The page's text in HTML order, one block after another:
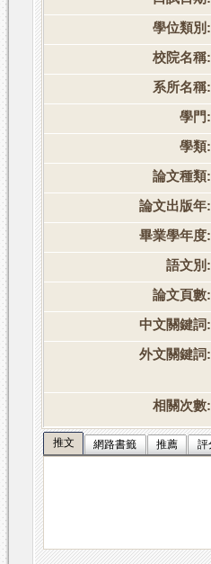
學位類別:
校院名稱:
系所名稱:
學門:
學類:
論文種類:
論文出版年:
畢業學年度:
語文別:
論文頁數:
中文關鍵詞:
外文關鍵詞:
相關次數:
推文 網路書籤 推薦 評